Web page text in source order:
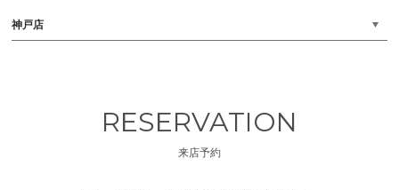
神戸店
RESERVATION
来店予約